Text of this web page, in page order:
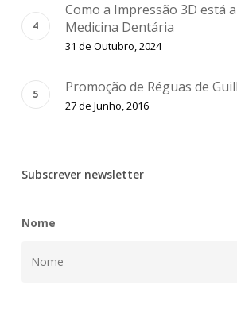
Como a Impressão 3D está
Medicina Dentária
31 de Outubro, 2024
Promoção de Réguas de
27 de Junho, 2016
Subscrever newsletter
Nome